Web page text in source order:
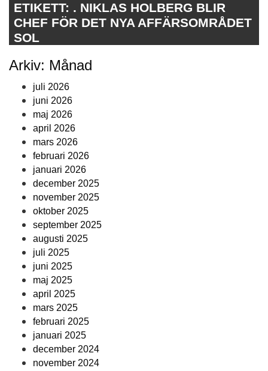
ETIKETT: . NIKLAS HOLBERG BLIR
CHEF FÖR DET NYA AFFÄRSOMRÅDET
SOL
Arkiv: Månad
juli 2026
juni 2026
maj 2026
april 2026
mars 2026
februari 2026
januari 2026
december 2025
november 2025
oktober 2025
september 2025
augusti 2025
juli 2025
juni 2025
maj 2025
april 2025
mars 2025
februari 2025
januari 2025
december 2024
november 2024